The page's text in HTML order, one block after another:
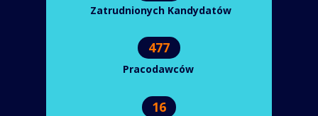
Pracodawców
Zatrudnionych Kandydatów
477
16